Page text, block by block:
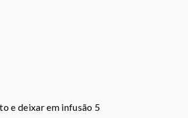
e deixar em infusão 5